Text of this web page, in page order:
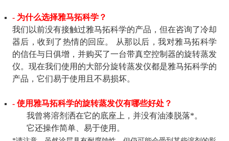
- 为什么选择雅马拓科学？
我们以前没有接触过雅马拓科学的产品，但在咨询了冷却
器后，收到了热情的回应。 从那以后，我对雅马拓科学
的信任与日俱增，并购买了一台带真空控制器的旋转蒸发
仪。现在我们使用的大部分旋转蒸发仪都是雅马拓科学的
产品，它们易于使用且不易损坏。
- 使用雅马拓科学的旋转蒸发仪有哪些好处？
我曾将溶剂洒在它的底座上，并没有油漆脱落*。
它还操作简单、易于使用。